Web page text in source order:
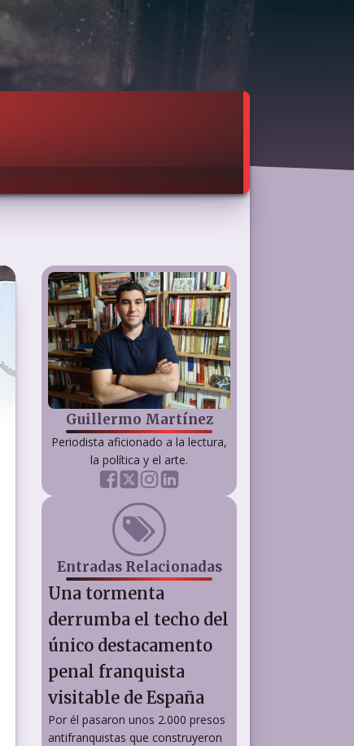
Guillermo Martínez
Periodista aficionado a la lectura,
la política y el arte.
Entradas Relacionadas
Una tormenta
derrumba el techo del
único destacamento
penal franquista
visitable de España
Por él pasaron unos 2.000 presos
antifranquistas que construyeron